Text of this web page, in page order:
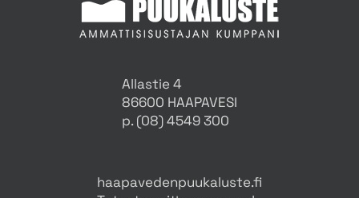
Allastie 4
86600 HAAPAVESI
p. (08) 4549 300
haapavedenpuukaluste.fi